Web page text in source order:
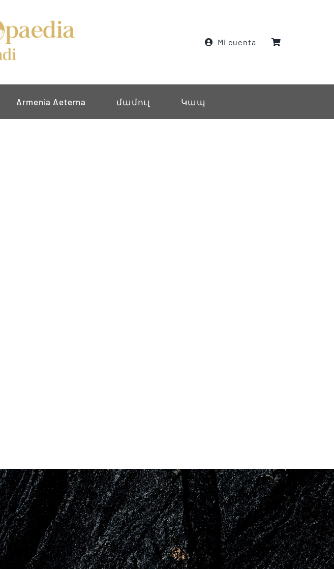
Mi cuenta
Armenia Aeterna մամուլ Կապ